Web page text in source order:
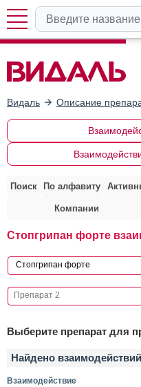
Видаль Описание
Поиск По алфавиту
Компании
Стопгрипан форте
Выберите препарат для
Найдено
Взаимодействие